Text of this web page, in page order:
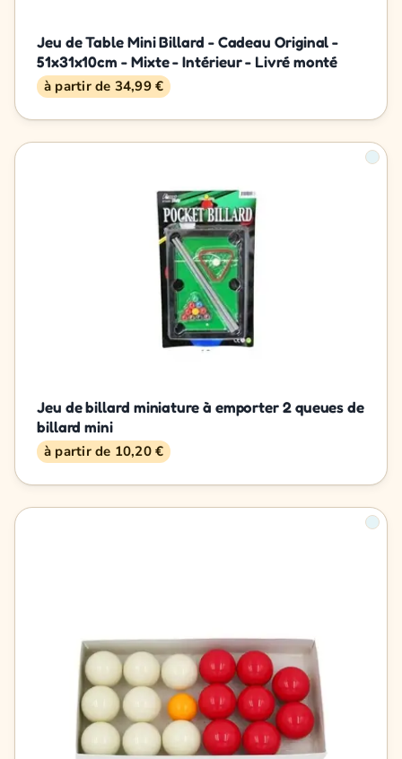
Jeu de Table Mini Billard - Cadeau Original -
51x31x10cm - Mixte - Intérieur - Livré monté
à partir de 34,99 €
Jeu de billard miniature à emporter 2 queues de
billard mini
à partir de 10,20 €